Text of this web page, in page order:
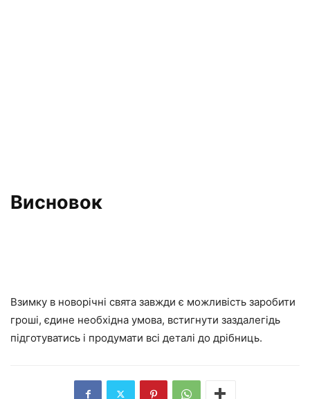
Висновок
Взимку в новорічні свята завжди є можливість заробити
гроші, єдине необхідна умова, встигнути заздалегідь
підготуватись і продумати всі деталі до дрібниць.